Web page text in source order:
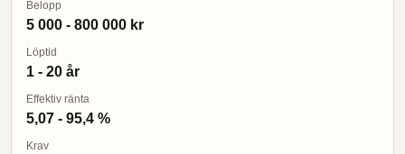
Belopp
5 000 - 800 000 kr
Löptid
1 - 20 år
Effektiv ränta
5,07 - 95,4 %
Krav